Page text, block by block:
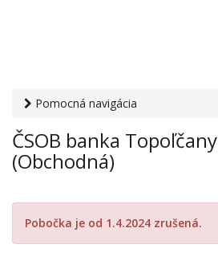
Pomocná navigácia
banka Topoľčany (Obchodná)
ČSOB banka Topoľčany
(Obchodná)
Pobočka je od 1.4.2024 zrušená.